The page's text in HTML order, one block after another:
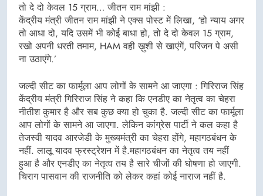
तो दे दो केवल 15 ग्राम… जीतन राम मांझी :
केंद्रीय मंत्री जीतन राम मांझी ने एक्स पोस्ट में लिखा, ‘हो न्याय अगर
तो आधा दो, यदि उसमें भी कोई बाधा हो, तो दे दो केवल 15 ग्राम,
रखो अपनी धरती तमाम, HAM वही ख़ुशी से खाएंगें, परिजन पे असी
ना उठाएंगे.’
जल्दी सीट का फार्मूला आप लोगों के सामने आ जाएगा : गिरिराज सिंह
केंद्रीय मंत्री गिरिराज सिंह ने कहा कि एनडीए का नेतृत्व का चेहरा
नीतीश कुमार है और सब कुछ क्या हो चुका है. जल्दी सीट का फार्मूला
आप लोगों के सामने आ जाएगा. लेकिन कांग्रेस पार्टी ने कल कहा है
तेजस्वी यादव आरजेडी के मुख्यमंत्री का चेहरा होंगे, महागठबंधन के
नहीं. लालू यादव फ्रस्ट्रेशन में है.महागठबंधन का नेतृत्व तय नहीं
हुआ है और एनडीए का नेतृत्व तय है सारे चीजों की घोषणा हो जाएगी.
चिराग पासवान की राजनीति को लेकर कहां कोई नाराज नहीं है.